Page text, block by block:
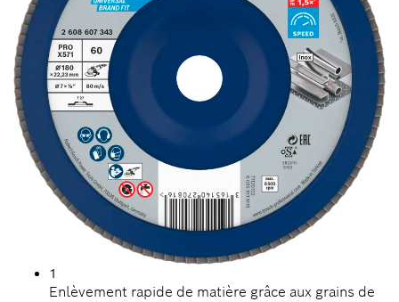
1
Enlèvement rapide de matière grâce aux grains de